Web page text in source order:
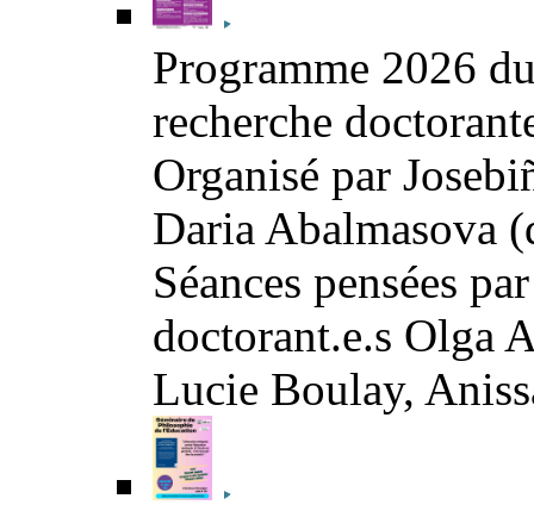
Programme 2026
recherche
Organisé par
Daria Abalmasova
Séances pensées
doctorant.e.s Olga
Lucie Boulay,